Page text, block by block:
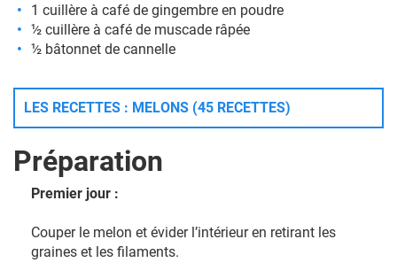
1 cuillère à café de gingembre en poudre
½ cuillère à café de muscade râpée
½ bâtonnet de cannelle
LES RECETTES : MELONS (45 RECETTES)
Préparation
Premier jour :
Couper le melon et évider l’intérieur en retirant les
graines et les filaments.